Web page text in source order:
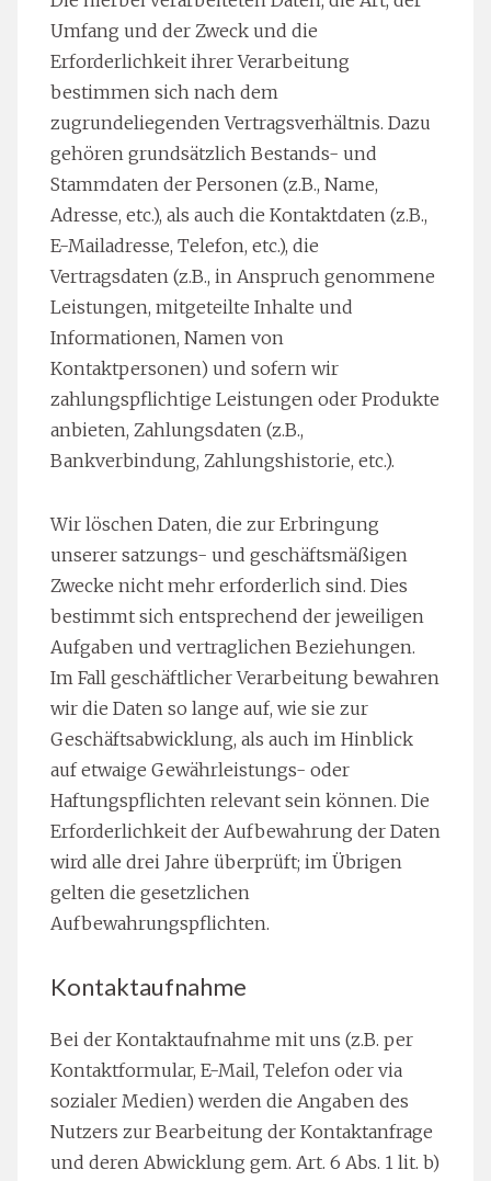
Umfang und der Zweck und die
Erforderlichkeit ihrer Verarbeitung
bestimmen sich nach dem
zugrundeliegenden Vertragsverhältnis. Dazu
gehören grundsätzlich Bestands- und
Stammdaten der Personen (z.B., Name,
Adresse, etc.), als auch die Kontaktdaten (z.B.,
E-Mailadresse, Telefon, etc.), die
Vertragsdaten (z.B., in Anspruch genommene
Leistungen, mitgeteilte Inhalte und
Informationen, Namen von
Kontaktpersonen) und sofern wir
zahlungspflichtige Leistungen oder Produkte
anbieten, Zahlungsdaten (z.B.,
Bankverbindung, Zahlungshistorie, etc.).
Wir löschen Daten, die zur Erbringung
unserer satzungs- und geschäftsmäßigen
Zwecke nicht mehr erforderlich sind. Dies
bestimmt sich entsprechend der jeweiligen
Aufgaben und vertraglichen Beziehungen.
Im Fall geschäftlicher Verarbeitung bewahren
wir die Daten so lange auf, wie sie zur
Geschäftsabwicklung, als auch im Hinblick
auf etwaige Gewährleistungs- oder
Haftungspflichten relevant sein können. Die
Erforderlichkeit der Aufbewahrung der Daten
wird alle drei Jahre überprüft; im Übrigen
gelten die gesetzlichen
Aufbewahrungspflichten.
Kontaktaufnahme
Bei der Kontaktaufnahme mit uns (z.B. per
Kontaktformular, E-Mail, Telefon oder via
sozialer Medien) werden die Angaben des
Nutzers zur Bearbeitung der Kontaktanfrage
und deren Abwicklung gem. Art. 6 Abs. 1 lit. b)